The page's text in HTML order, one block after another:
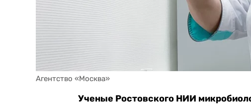
Агентство «Москва»
Ученые Ростовского НИИ